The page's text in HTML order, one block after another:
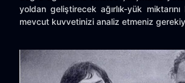
yoldan geliştirecek ağırlık-yük
mevcut kuvvetinizi analiz etmeniz